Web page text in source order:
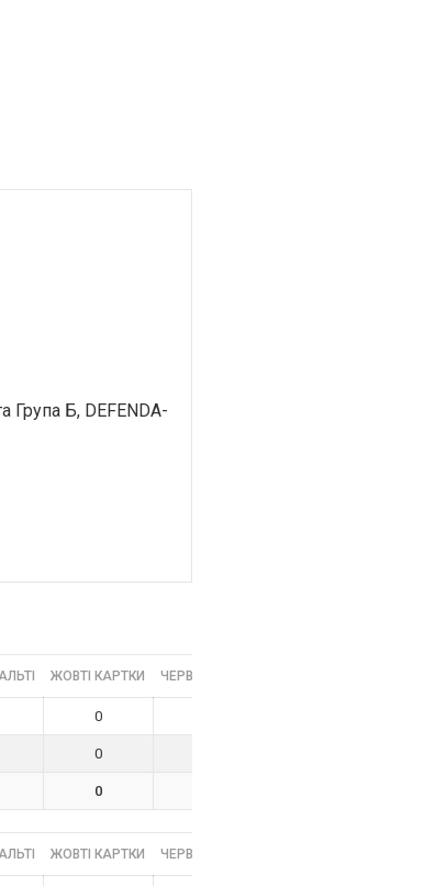
Група Б, DEFENDA-
ЖОВТІ КАРТКИ ЧЕРВОНІ КАРТКИ
0
0
0
ЖОВТІ КАРТКИ ЧЕРВОНІ КАРТКИ